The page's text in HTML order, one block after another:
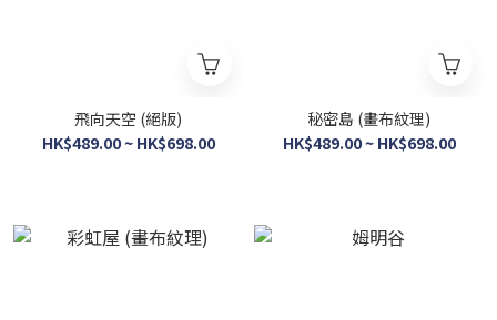
飛向天空 (絕版)
HK$489.00 ~ HK$698.00
秘密島 (畫布紋理)
HK$489.00 ~ HK$698.00